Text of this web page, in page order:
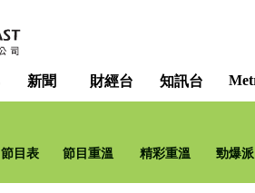
新聞 財經台 知訊台
節目表 節目重溫 精彩重溫 勁爆